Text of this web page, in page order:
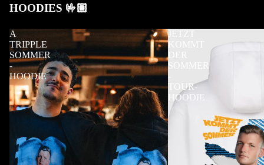
HOODIES 🤟🏽
A
TRIPPLE
SOMMER
-
HOODIE
JETZT
KOMMT
DER
SOMMER
-
TOUR-
HOODIE